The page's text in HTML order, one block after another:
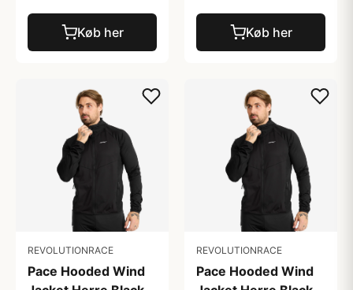
Køb her Køb her
REVOLUTIONRACE
Pace Hooded Wind
REVOLUTIONRACE
Pace Hooded Wind